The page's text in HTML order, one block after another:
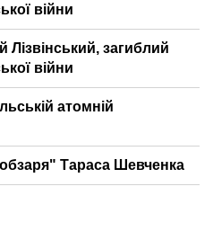
війни
Лізвінський, загиблий
війни
атомній
Тараса Шевченка